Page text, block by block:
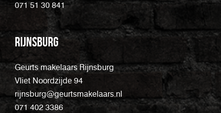
071 51 30 841
Rijnsburg
Geurts makelaars Rijnsburg
Vliet Noordzijde 94
rijnsburg@geurtsmakelaars.nl
071 402 3386